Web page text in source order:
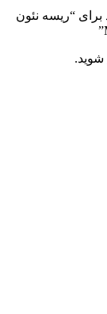
برای “ریسه نئون
شوید.